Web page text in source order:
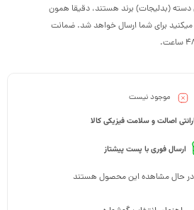
برند هستند، دقیقا همون
شما ارسال خواهد شد. ضمانت
نیست
و سلامت فیزیکی کالا
فوری با پست پیشتاز
این محصول هستند